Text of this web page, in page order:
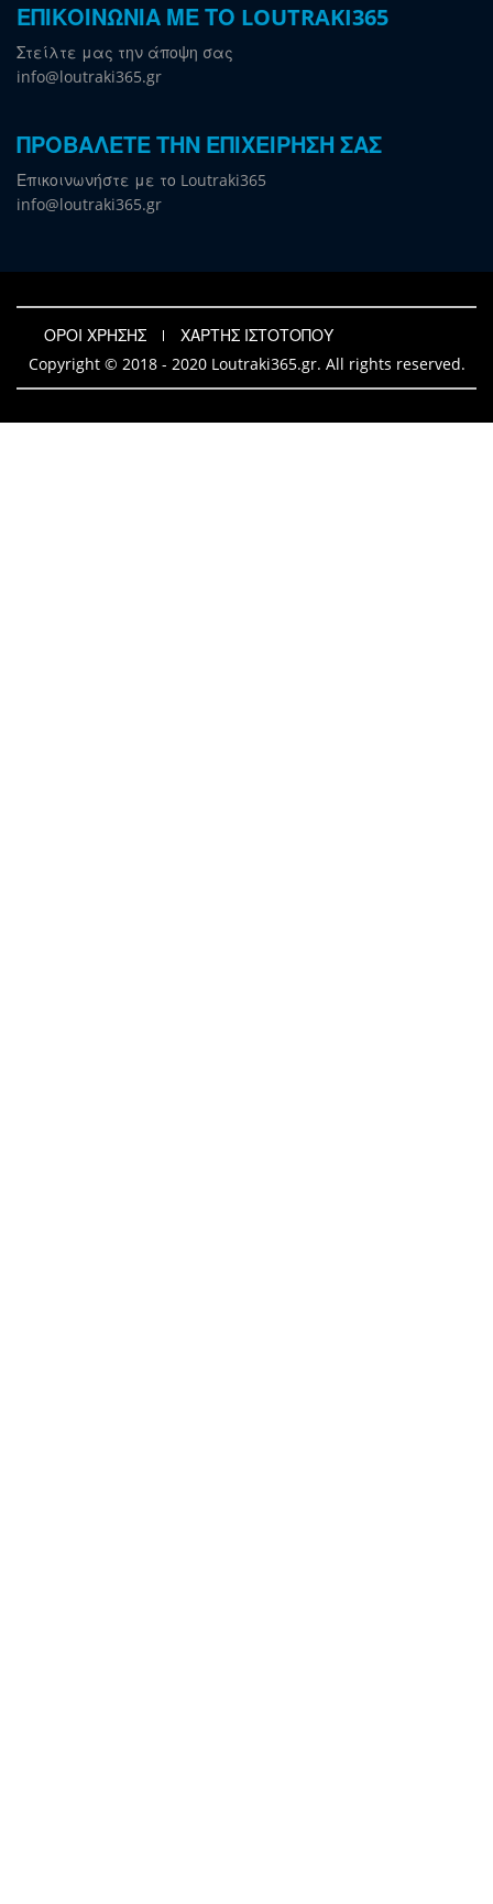
ΕΠΙΚΟΙΝΩΝΙΑ ΜΕ ΤΟ LOUTRAKI365
Στείλτε μας την άποψη σας
info@loutraki365.gr
ΠΡΟΒΑΛΕΤΕ ΤΗΝ ΕΠΙΧΕΙΡΗΣΗ ΣΑΣ
Επικοινωνήστε με το Loutraki365
info@loutraki365.gr
ΟΡΟΙ ΧΡΗΣΗΣ
ΧΑΡΤΗΣ ΙΣΤΟΤΟΠΟΥ
Copyright © 2018 - 2020 Loutraki365.gr. All rights reserved.